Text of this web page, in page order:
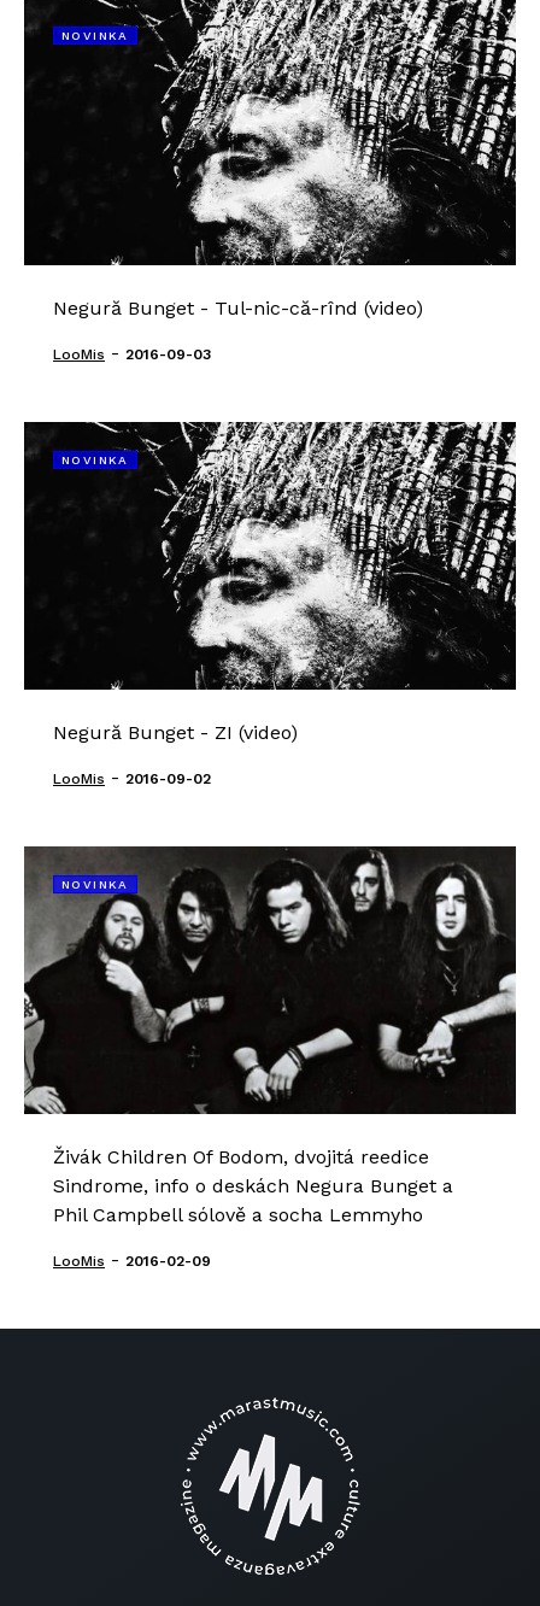
NOVINKA
Negură Bunget - Tul-nic-că-rînd (video)
LooMis - 2016-09-03
NOVINKA
Negură Bunget - ZI (video)
LooMis - 2016-09-02
NOVINKA
Živák Children Of Bodom, dvojitá reedice
Sindrome, info o deskách Negura Bunget a
Phil Campbell sólově a socha Lemmyho
LooMis - 2016-02-09